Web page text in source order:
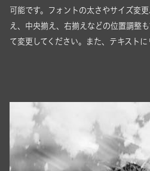
可能です。フォントの太さやサイズ変
え、中央揃え、右揃えなどの位置調整
て変更してください。また、テキストに